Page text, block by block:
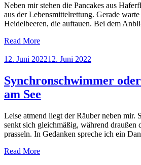
Neben mir stehen die Pancakes aus
aus der Lebensmittelrettung. Gerade
Heidelbeeren, die auftauen. Bei dem
Read More
Posted
12. Juni 202212. Juni 2022
Synchronschwimmer
am See
Leise atmend liegt der Räuber neben mir.
senkt sich gleichmäßig, während draußen
prasseln. In Gedanken spreche ich ein
Read More